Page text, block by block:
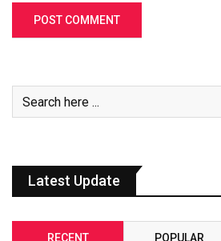
Latest Update
RECENT POPULAR